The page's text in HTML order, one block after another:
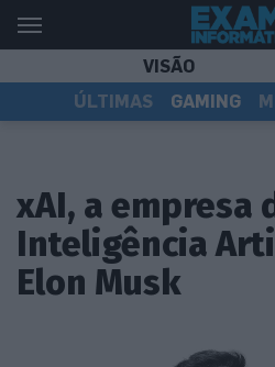
VISÃO
ÚLTIMAS
GAMING
xAI, a empresa
Inteligência
Elon Musk